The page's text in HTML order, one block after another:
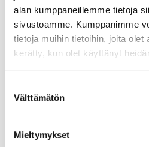
alan kumppaneillemme tietoja
sivustoamme. Kumppanimme
tietoja muihin tietoihin, joita olet
kerätty, kun olet käyttänyt
valinta
Välttämätön
Mieltymykset